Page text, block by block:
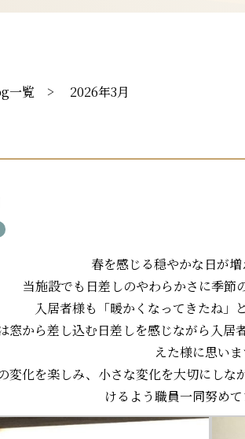
一覧 > 2026年3月
春を感じる穏やかな日が増
当施設でも日差しのやわらかさに季節
入居者様も「暖かくなってきたね」
窓から差し込む日差しを感じながら入
えた様に思いま
変化を楽しみ、小さな変化を大切にし
けるよう職員一同努めて